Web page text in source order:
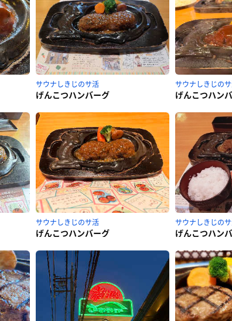
サウナしきじのサ活
げんこつハンバーグ
サウナしきじの
げんこつハン
サウナしきじのサ活
げんこつハンバーグ
サウナしきじの